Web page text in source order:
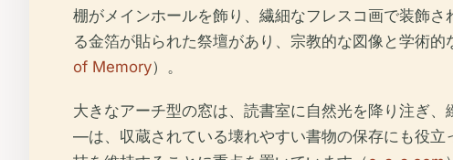
棚がメインホールを飾り、繊細なフレスコ画で装飾
る金箔が貼られた祭壇があり、宗教的な図像と学術
of Memory）。
大きなアーチ型の窓は、読書室に自然光を降り注ぎ
—は、収蔵されている壊れやすい書物の保存にも役立